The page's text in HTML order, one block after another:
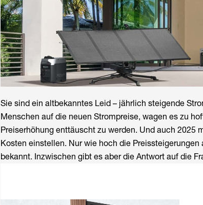
Sie sind ein altbekanntes Leid – jährlich steigende
Menschen auf die neuen Strompreise, wagen es zu
Preiserhöhung enttäuscht zu werden. Und auch 2025
Kosten einstellen. Nur wie hoch die
bekannt. Inzwischen gibt es aber die Antwort auf die